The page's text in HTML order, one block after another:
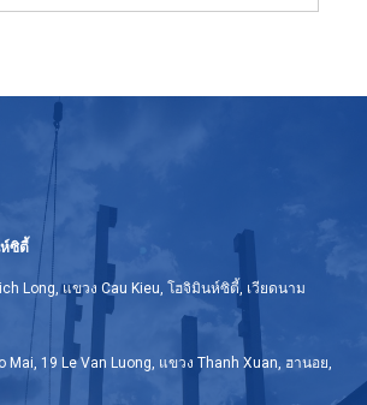
ซิตี้
Long, แขวง Cau Kieu, โฮจิมินห์ซิตี้, เวียดนาม
Mai, 19 Le Van Luong, แขวง Thanh Xuan, ฮานอย,